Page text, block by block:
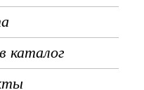
каталог